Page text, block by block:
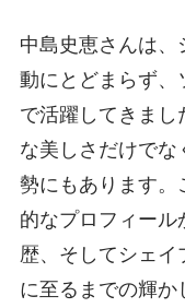
中島史恵さんは
動にとどまらず、
で活躍してきまし
な美しさだけで
勢にもあります。
的なプロフィール
歴、そしてシェイ
に至るまでの輝か